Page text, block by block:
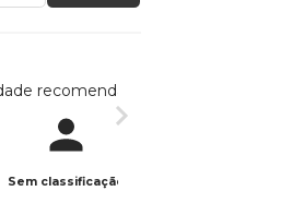
recomendada
Sem classificação